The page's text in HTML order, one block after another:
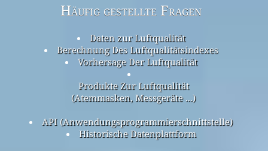
Häufig gestellte Fragen
Daten zur Luftqualität
Berechnung Des Luftqualitätsindexes
Vorhersage Der Luftqualität
Produkte Zur Luftqualität
(Atemmasken, Messgeräte ...)
API (Anwendungsprogrammierschnittstelle)
Historische Datenplattform